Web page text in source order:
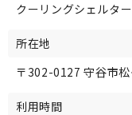
クーリングシェルター
所在地
〒302-0127 守谷市
利用時間